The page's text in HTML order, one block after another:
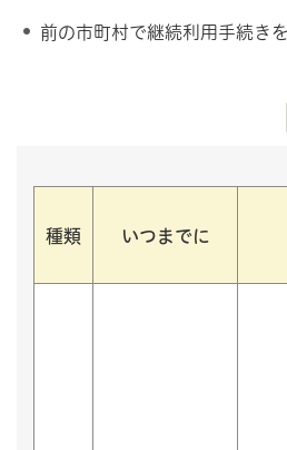
前の市町村で継続利用手続き
種類 いつまでに